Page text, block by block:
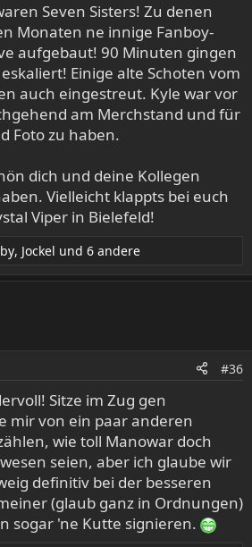
Seven Sisters! Zu denen
Monaten ne innige Fanboy-
aufgebaut! 90 Minuten gingen
Einige alte Schoten vom
auch eingestreut. Kyle war vor
am Merchstand und für
Foto zu haben.
dich und deine Kollegen
Vielleicht klappts bei euch
Viper in Bielefeld!
, Jockel und 6 andere
#36
Sitze im Zug gen
mir von ein paar anderen
wie toll Manowar doch
seien, aber ich glaube wir
definitiv bei der besseren
(glaub ganz in Ordnungen)
sogar 'ne Kutte signieren.